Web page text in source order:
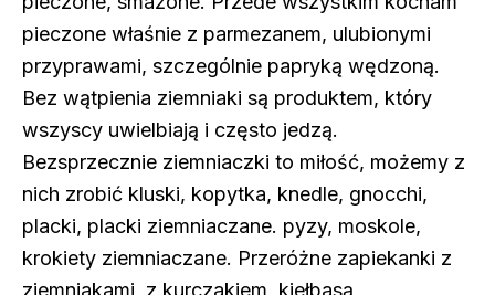
pieczone właśnie z parmezanem, ulubionymi
przyprawami, szczególnie papryką wędzoną.
Bez wątpienia ziemniaki są produktem, który
wszyscy uwielbiają i często jedzą.
Bezsprzecznie ziemniaczki to miłość, możemy z
nich zrobić kluski, kopytka, knedle, gnocchi,
placki, placki ziemniaczane. pyzy, moskole,
krokiety ziemniaczane. Przeróżne zapiekanki z
ziemniakami, z kurczakiem, kiełbasą,